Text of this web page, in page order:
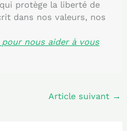
protège la liberté de
dans nos valeurs, nos
nous aider à vous
Article suivant →